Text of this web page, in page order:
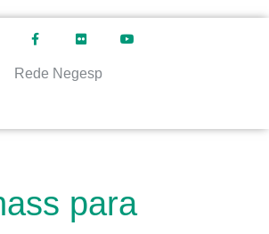
Rede Negesp
para